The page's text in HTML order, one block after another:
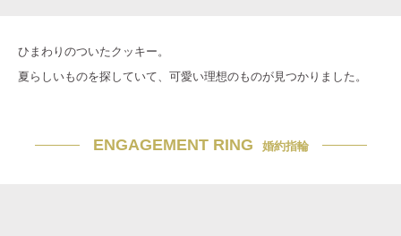
ひまわりのついたクッキー。
夏らしいものを探していて、可愛い理想のものが見つかりました。
ENGAGEMENT RING 婚約指輪